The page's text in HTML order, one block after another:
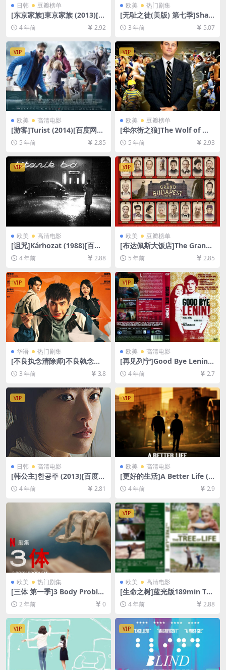
日韩 豆瓣榜单
[东京家族]東京家族 (2013)[百
度网盘+迅雷云盘资源1080P
超清未删减][MP4/9.2GB][日
4 年前 2.92
欧美 热门剧集
[无耻之徒(美版) 第七季]Sha
meless Season 7 (2016)[百
度网盘+夸克网盘1080P超清
载][MP4/36GB][中英字幕]
3 年前 5.07
VIP
欧美 高清电影
[游客]Turist (2014)[百度网盘
+迅雷云盘资源1080P超清未
删减][MP4/7.8GB][中英字幕]
5 年前 2.85
VIP
欧美 豆瓣榜单
[华尔街之狼]The Wolf of Wa
ll Street (2013)[百度网盘+夸
克网盘+迅雷云盘资源1080P
超清未删减][MP4/9.2GB][中
英字幕]【视频文件+防和谐压
缩包（含解压密码）】
5 年前 2.93
VIP
欧美 高清电影
[诅咒]Kárhozat (1988)[百度
网盘+迅雷云盘资源1080P超
清未删减][MP4/7.4GB][原声
中字]
4 年前 2.88
VIP
欧美 豆瓣榜单
[布达佩斯大饭店]The Grand
Budapest Hotel (2014)[百度
网盘+迅雷云盘资源1080P超
清未删减][MP4/6.3GB][中英
字幕]
5 年前 2.85
VIP
华语 热门剧集
[不良执念清除师]不良執念清
除師 (2023)[百度网盘+迅雷云
盘资源1080P超清未删减][MP
3 年前 3.8
VIP
欧美 高清电影
[再见列宁]Good Bye Lenin!
(2003)[百度网盘+迅雷云盘资
源1080P超清未删减][MP4/7.
4 年前 2.7
VIP
日韩 高清电影
[韩公主]한공주 (2013)[百度网
盘+迅雷云盘资源1080P超清
未删减][MP4/7.2GB][韩语中
字]
4 年前 2.81
VIP
欧美 高清电影
[更好的生活]A Better Life (2
011)[百度网盘+迅雷云盘资源
1080P超清未删减][MP4/6G
B][中英字幕]
4 年前 2.9
欧美 热门剧集
[三体 第一季]3 Body Proble
m Season 1 (2024)[百度网盘
+夸克网盘1080P超清未删减
资源][网盘在线播放/下载][MP
4/9GB][中英字幕]
2 年前 0
VIP
欧美 高清电影
[生命之树]蓝光版189min The
Tree of Life (2011)[百度网盘
+迅雷云盘资源1080P超清未
删减][MP4/11GB][中英字幕]
4 年前 2.88
VIP VIP